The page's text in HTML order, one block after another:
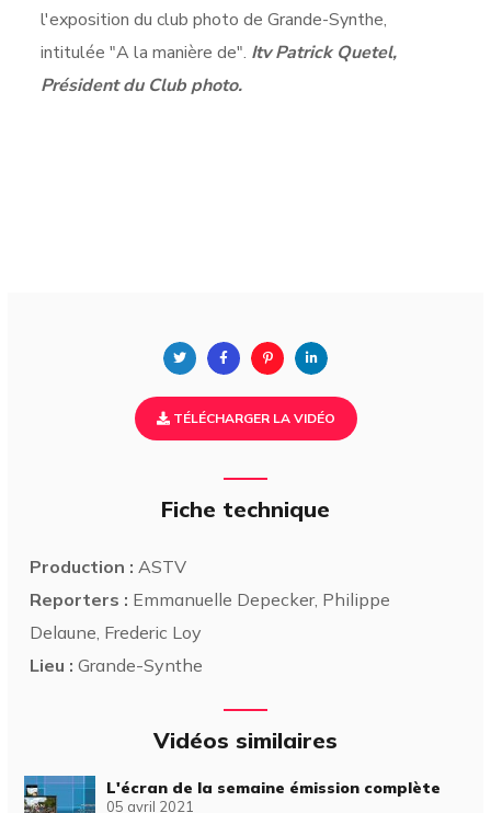
l'exposition du club photo de Grande-Synthe,
intitulée "A la manière de". Itv Patrick Quetel,
Président du Club photo.
TÉLÉCHARGER LA VIDÉO
Fiche technique
Production : ASTV
Reporters : Emmanuelle Depecker, Philippe
Delaune, Frederic Loy
Lieu : Grande-Synthe
Vidéos similaires
L'écran de la semaine émission complète
05 avril 2021